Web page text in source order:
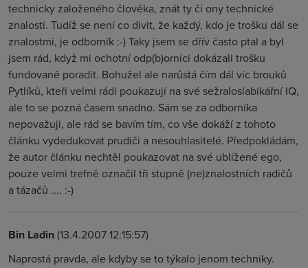
technicky založeného člověka, znát ty či ony technické
znalosti. Tudíž se není co divit, že každý, kdo je trošku dál se
znalostmi, je odborník :-) Taky jsem se dřív často ptal a byl
jsem rád, když mi ochotní odp(b)orníci dokázali trošku
fundovaně poradit. Bohužel ale narůstá čím dál víc brouků
Pytlíků, kteří velmi rádi poukazují na své sežraloslabikářní IQ,
ale to se pozná časem snadno. Sám se za odborníka
nepovažuji, ale rád se bavím tím, co vše dokáží z tohoto
článku vydedukovat prudiči a nesouhlasitelé. Předpokládám,
že autor článku nechtěl poukazovat na své ublížené ego,
pouze velmi trefně označil tři stupně (ne)znalostních radičů
a tázačů .... :-)
Bin Ladin(13.4.2007 12:15:57)
Naprostá pravda, ale kdyby se to týkalo jenom techniky.